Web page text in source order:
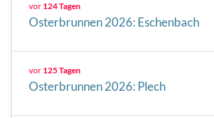
vor 124 Tagen
Osterbrunnen 2026: Eschenbach
vor 125 Tagen
Osterbrunnen 2026: Plech